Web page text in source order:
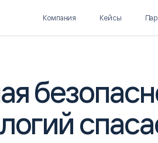
Polymatica EPM
ПЛАНИРОВАНИЕ И
БЮДЖЕТИРОВАНИЕ
AI
Компания Кейсы